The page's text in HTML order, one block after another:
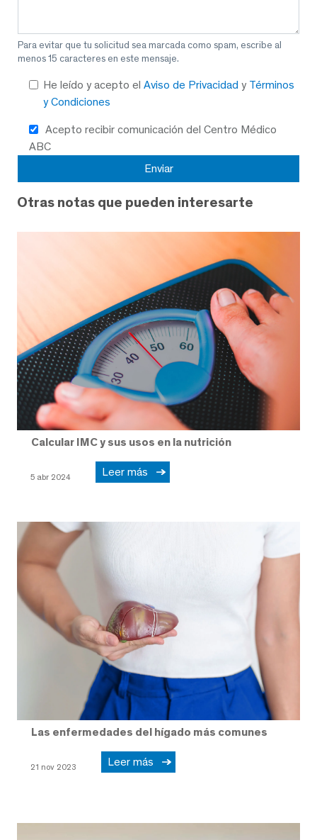
Para evitar que tu solicitud sea marcada como spam, escribe al
menos 15 caracteres en este mensaje.
He leído y acepto el Aviso de Privacidad y Términos
y Condiciones
Acepto recibir comunicación del Centro Médico
ABC
Otras notas que pueden interesarte
Calcular IMC y sus usos en la nutrición
5 abr 2024 Leer más
Las enfermedades del hígado más comunes
21 nov 2023 Leer más